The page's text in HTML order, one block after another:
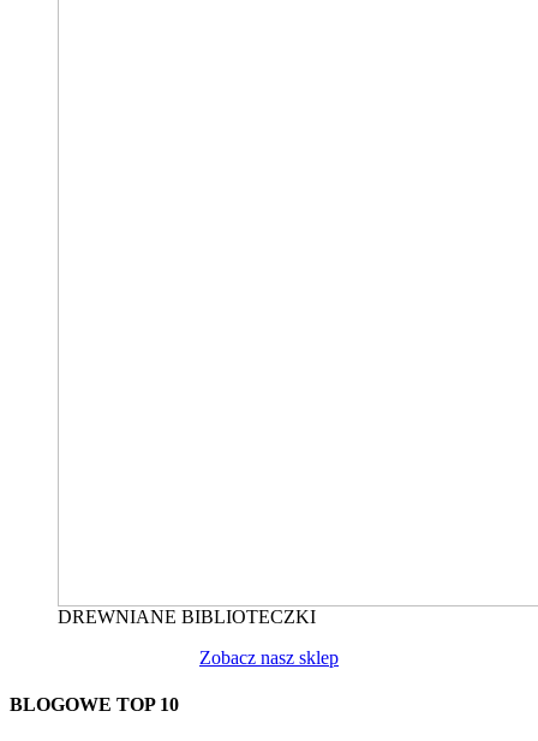
DREWNIANE BIBLIOTECZKI
Zobacz nasz sklep
BLOGOWE TOP 10